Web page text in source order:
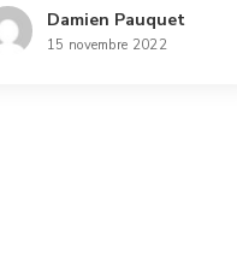
Damien Pauquet
15 novembre 2022